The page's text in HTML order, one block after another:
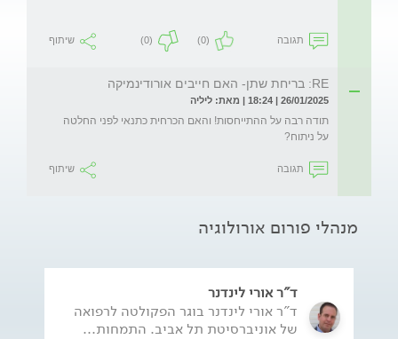
תגובה (0)
(0) שיתוף
RE: בריחת שתן- האם חייבים אורודינמיקה
26/01/2025 | 18:24 | מאת: ליליה
תודה רבה על ההתייחסות! והאם הכרחית כתנאי לפני החלטה
על ניתוח?
תגובה שיתוף
מנהלי פורום אורולוגיה
ד"ר אורי לינדנר
ד"ר אורי לינדנר בוגר הפקולטה לרפואה
של אוניברסיטת תל אביב. התמחות...